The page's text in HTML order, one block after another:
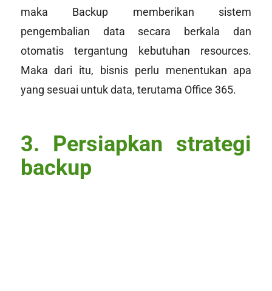
maka Backup memberikan sistem
pengembalian data secara berkala dan
otomatis tergantung kebutuhan resources.
Maka dari itu, bisnis perlu menentukan apa
yang sesuai untuk data, terutama Office 365.
3. Persiapkan strategi
backup